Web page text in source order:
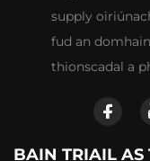
supply
fud an
thionscadal a
BAIN TRIAIL AS